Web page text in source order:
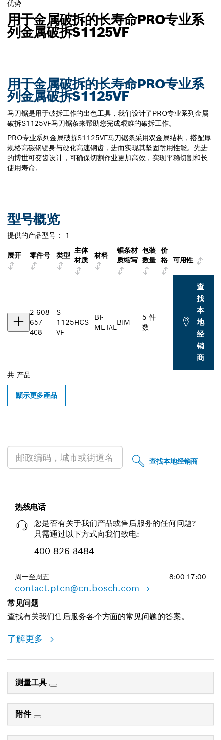
优势
用于金属破拆的长寿命PRO专业系
列金属破拆S1125VF
用于金属破拆的长寿命PRO专业系
列金属破拆S1125VF
马刀锯是用于破拆工作的出色工具，我们设计了PRO专业系列金属
破拆S1125VF马刀锯条来帮助您完成艰难的破拆工作。
PRO专业系列金属破拆S1125VF马刀锯条采用双金属结构，搭配厚
规格高碳钢锯身与硬化高速钢齿，进而实现其坚固耐用性能。先进
的博世可变齿设计，可确保切割作业更加高效，实现平稳切割和长
使用寿命。
型号概览
提供的产品型号： 1
展开 零件号 类型
主体
材质
材料
锯条材
质缩写
包装
数量
价
格 可用性
2 608
657
408
S
1125
VF
HCS
BI-
METAL
BIM
5 件
数
查
找
本
地
经
销
商
共 产品
顯示更多產品
查找本地经销商
热线电话
您是否有关于我们产品或售后服务的任何问题?
只需通过以下方式向我们致电:
400 826 8484
周一至周五 8:00-17:00
contact.ptcn@cn.bosch.com
常见问题
查找有关我们售后服务各个方面的常见问题的答案。
了解更多
测量工具
附件